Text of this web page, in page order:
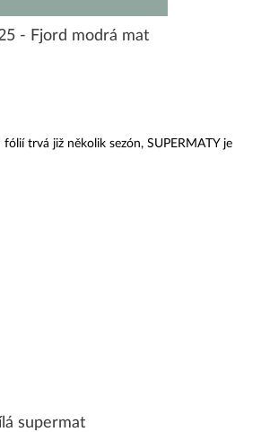
- Fjord modrá mat
trvá již několik sezón, SUPERMATY je
supermat